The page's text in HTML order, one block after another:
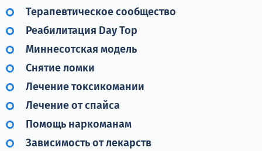
Терапевтическое сообщество
Реабилитация Day Top
Миннесотская модель
Снятие ломки
Лечение токсикомании
Лечение от спайса
Помощь наркоманам
Зависимость от лекарств